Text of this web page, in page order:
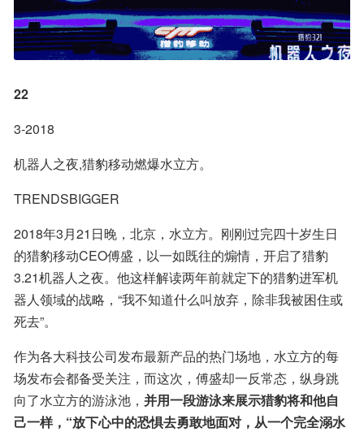
22
3-2018
机器人之夜,猎豹移动燃爆水立方。
TRENDSBIGGER
2018年3月21日晚，北京，水立方。刚刚过完四十岁生日
的猎豹移动CEO傅盛，以一如既往的煽情，开启了猎豹
3.21机器人之夜。他这样解读两年前就定下的猎豹进军机
器人领域的战略，“我不知道什么叫放弃，除非我被困住或
死去”。
作为各大科技公司发布最新产品的热门场地，水立方的每
场发布会都备受关注，而这次，傅盛却一反常态，纵身跳
向了水立方的游泳池， 并用一段游泳来展示猎豹将和他自
己一样，“放下心中的恐惧去勇敢地面对，从一个完全溺水